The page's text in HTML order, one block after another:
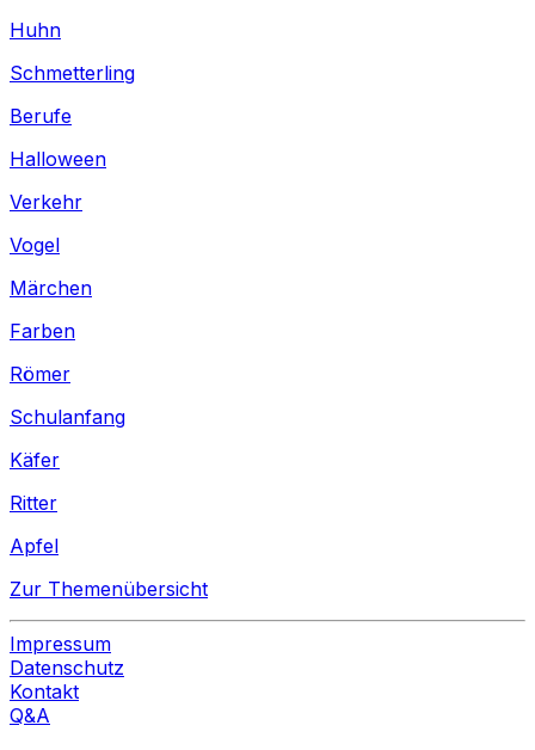
Huhn
Schmetterling
Berufe
Halloween
Verkehr
Vogel
Märchen
Farben
Römer
Schulanfang
Käfer
Ritter
Apfel
Zur Themenübersicht
Impressum
Datenschutz
Kontakt
Q&A